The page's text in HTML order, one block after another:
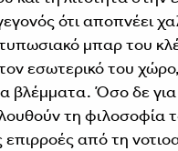
ότι αποπνέει
μπαρ του
εσωτερικό του χώρο,
βλέμματα. Όσο δε
τη φιλο­σοφία
επιρ­ροές από τη